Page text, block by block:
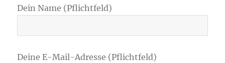
Dein Name (Pflichtfeld)
Deine E-Mail-Adresse (Pflichtfeld)